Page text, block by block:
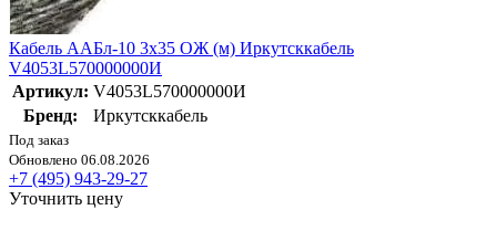
Кабель ААБл-10 3х35 ОЖ (м) Иркутсккабель
V4053L570000000И
Артикул: V4053L570000000И
Бренд:
Иркутсккабель
Под заказ
Обновлено 06.08.2026
+7 (495) 943-29-27
Уточнить цену